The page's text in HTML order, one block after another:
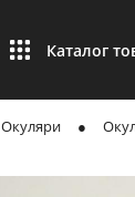
Каталог
Окуляри